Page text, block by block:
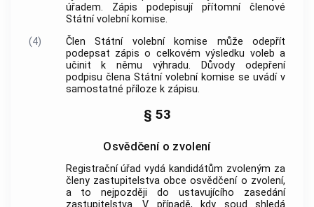
úřadem. Zápis podepisují přítomní členové
Státní volební komise.
(4)
Člen Státní volební komise může odepřít
podepsat zápis o celkovém výsledku voleb a
učinit k němu výhradu. Důvody odepření
podpisu člena Státní volební komise se uvádí v
samostatné příloze k zápisu.
§ 53
Osvědčení o zvolení
Registrační úřad vydá kandidátům zvoleným za
členy zastupitelstvaobce osvědčení o zvolení,
a to nejpozději do ustavujícího zasedání
zastupitelstva. V případě, kdy soud shledá